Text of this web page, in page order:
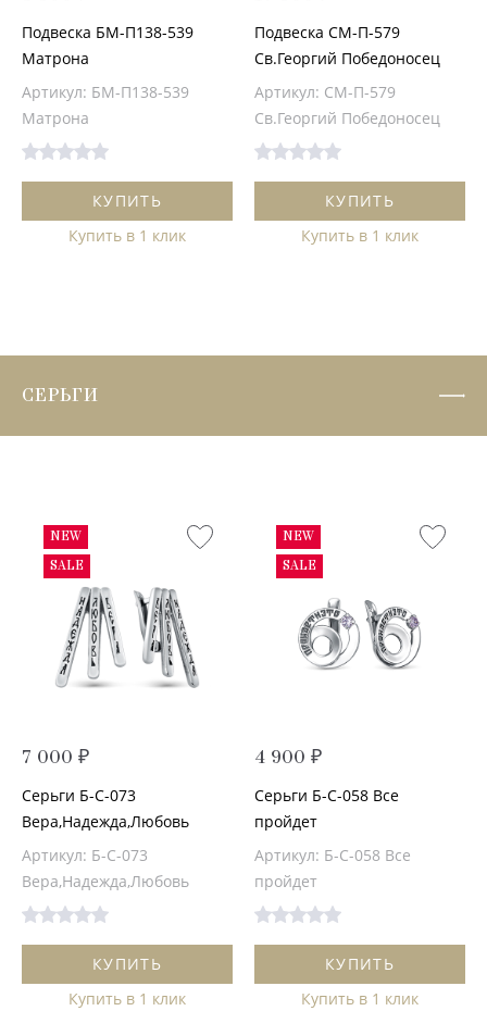
Подвеска БМ-П138-539
Матрона
Артикул: БМ-П138-539
Матрона
КУПИТЬ
Купить в 1 клик
Подвеска СМ-П-579
Св.Георгий Победоносец
Артикул: СМ-П-579
Св.Георгий Победоносец
КУПИТЬ
Купить в 1 клик
СЕРЬГИ
NEW
SALE
7 000 ₽
Серьги Б-С-073
Вера,Надежда,Любовь
Артикул: Б-С-073
Вера,Надежда,Любовь
КУПИТЬ
Купить в 1 клик
NEW
SALE
4 900 ₽
Серьги Б-С-058 Все
пройдет
Артикул: Б-С-058 Все
пройдет
КУПИТЬ
Купить в 1 клик